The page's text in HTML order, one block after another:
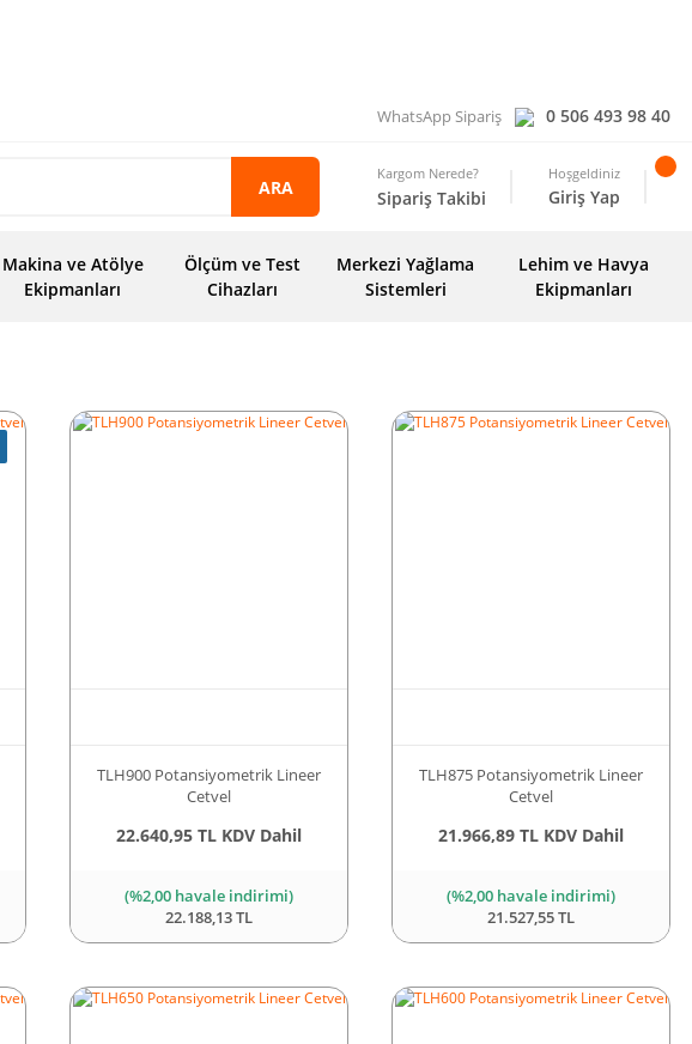
WhatsApp Sipariş 0 506 493 98 40
ARA
Kargom Nerede?
Sipariş Takibi
Hoşgeldiniz
Giriş Yap
Makina ve Atölye
Ekipmanları
Ölçüm ve Test
Cihazları
Merkezi Yağlama
Sistemleri
Lehim ve Havya
Ekipmanları
TLH900 Potansiyometrik Lineer
Cetvel
22.640,95 TL KDV Dahil
(%2,00 havale indirimi)
22.188,13 TL
TLH875 Potansiyometrik Lineer
Cetvel
21.966,89 TL KDV Dahil
(%2,00 havale indirimi)
21.527,55 TL